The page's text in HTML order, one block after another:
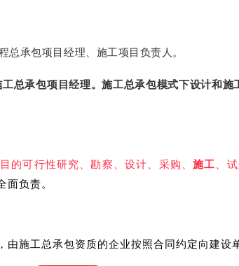
总承包项目经理、施工项目负责人。
总承包项目经理。施工总承包模式下设计和
的可行性研究、勘察、设计、采购、施工 、
面负责。
，由施工总承包资质的企业按照合同约定向建设